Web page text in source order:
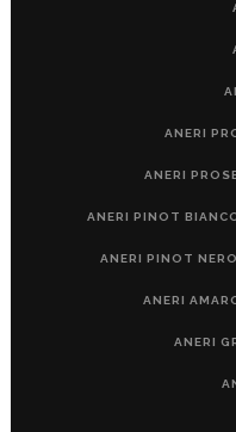
ANERI
ANERI
ANERI PINOT
ANERI PINOT
ANERI
ANERI